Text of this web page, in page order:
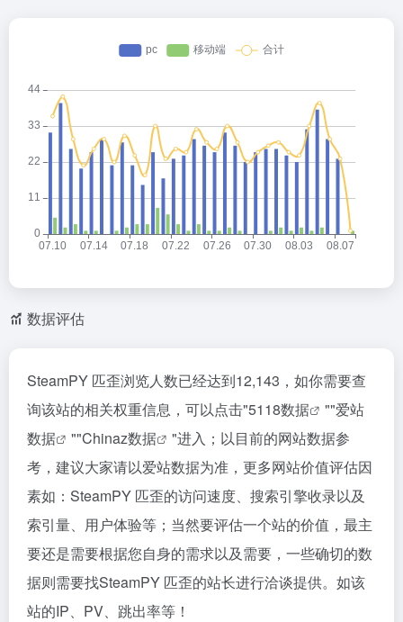
数据评估
SteamPY 匹歪浏览人数已经达到12,143，如你需要查
询该站的相关权重信息，可以点击"5118数据 ""爱站
数据
""Chinaz数据
"进入；以目前的网站数据参
考，建议大家请以爱站数据为准，更多网站价值评估因
素如：SteamPY 匹歪的访问速度、搜索引擎收录以及
索引量、用户体验等；当然要评估一个站的价值，最主
要还是需要根据您自身的需求以及需要，一些确切的数
据则需要找SteamPY 匹歪的站长进行洽谈提供。如该
站的IP、PV、跳出率等！